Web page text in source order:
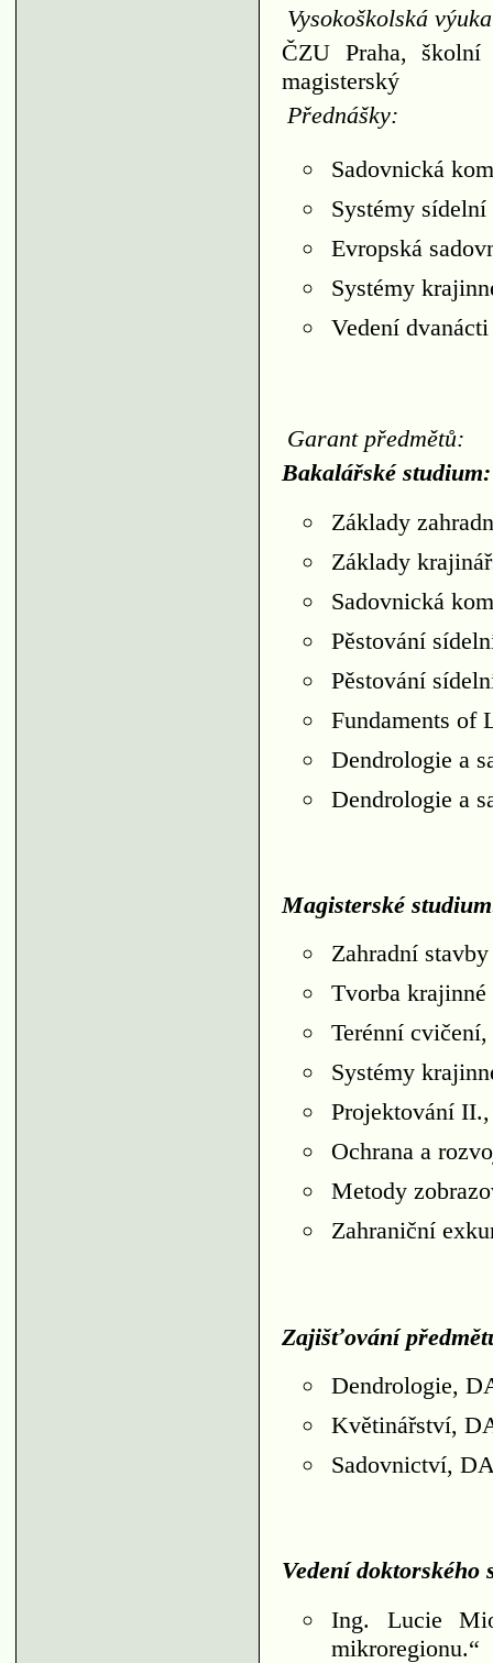
Vysokoškolská
ČZU Praha,
magisterský
Přednášky:
Sadovnická
Systémy
Evropská
Systémy
Vedení
Garant předmětů:
Bakalářské studium:
Základy
Základy
Sadovnická
Pěstování
Pěstování
Fundaments of
Dendrologie a
Dendrologie a
Magisterské
Zahradní
Tvorba
Terénní
Systémy
Projektování
Ochrana a
Metody
Zahraniční
Zajišťování
Dendrologie,
Květinářství,
Sadovnictví,
Vedení doktorského
Ing. Lucie
mikroregionu.“